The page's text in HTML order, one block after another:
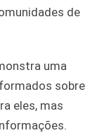
de
uma
sobre
eles, mas